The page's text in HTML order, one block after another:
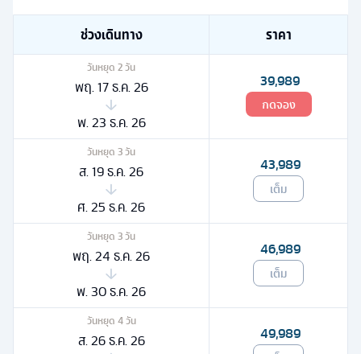
ช่วงเดินทาง ราคา
วันหยุด 2วัน
พฤ. 17 ธ.ค. 26
พ. 23 ธ.ค. 26
39,989
กดจอง
วันหยุด 3วัน
ส. 19 ธ.ค. 26
ศ. 25 ธ.ค. 26
43,989
เต็ม
วันหยุด 3วัน
พฤ. 24 ธ.ค. 26
พ. 30 ธ.ค. 26
46,989
เต็ม
วันหยุด 4วัน
ส. 26 ธ.ค. 26 49,989